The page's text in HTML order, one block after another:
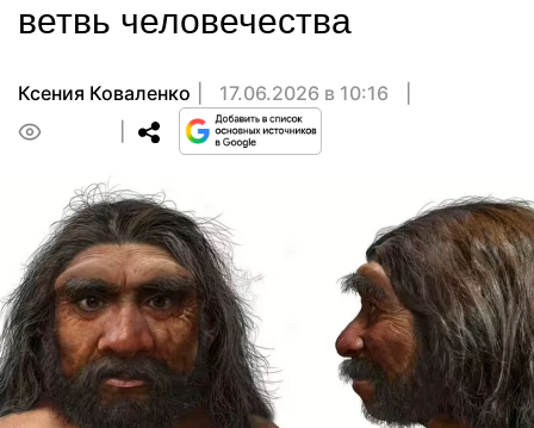
ветвь человечества
Ксения Коваленко
17.06.2026 в 10:16